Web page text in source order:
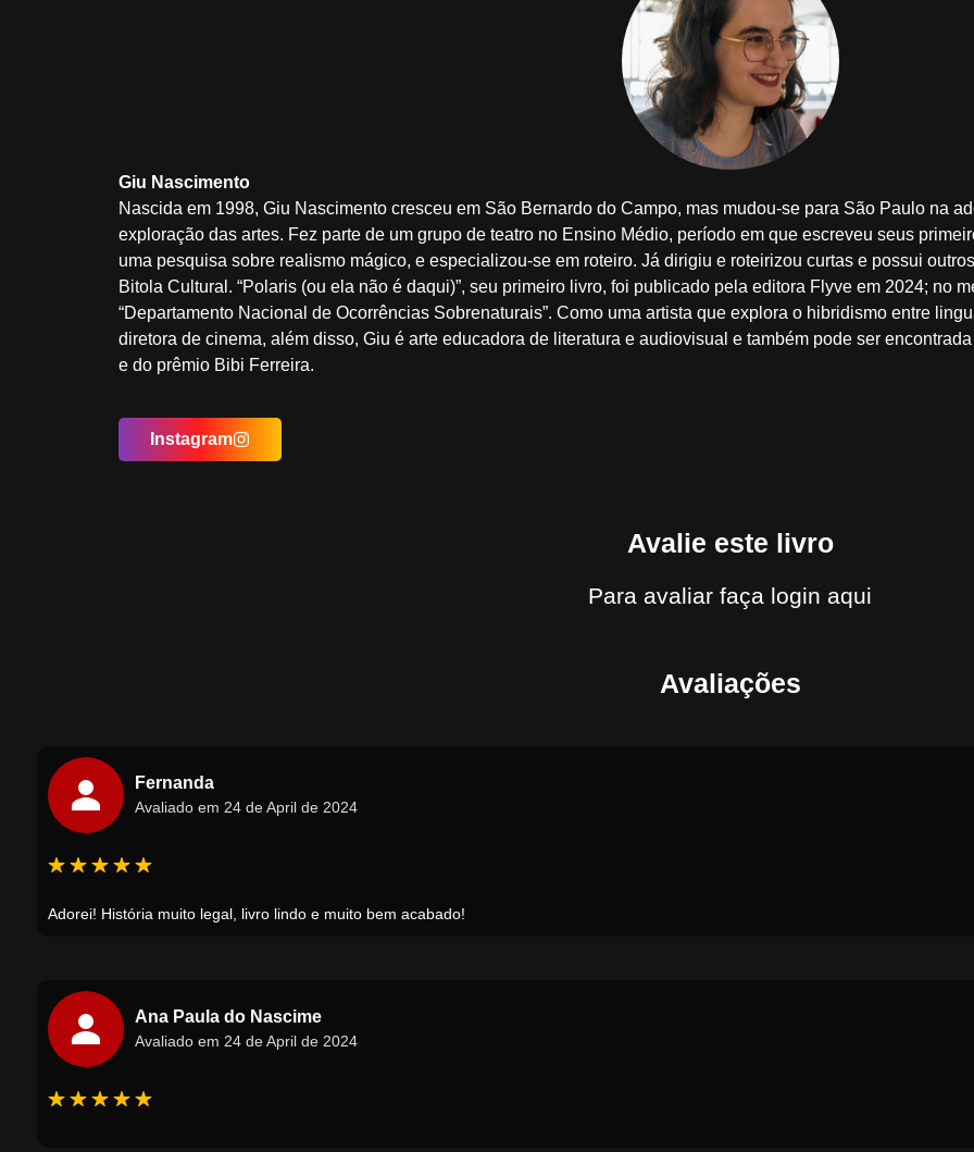
Giu Nascimento
Nascida em 1998, Giu Nascimento cresceu em São Bernardo do Campo, mas mudou-se para São Paulo na
exploração das artes. Fez parte de um grupo de teatro no Ensino Médio, período em que escreveu seus
uma pesquisa sobre realismo mágico, e especializou-se em roteiro. Já dirigiu e roteirizou curtas e possui
Bitola Cultural. “Polaris (ou ela não é daqui)”, seu primeiro livro, foi publicado pela editora Flyve em 2024; no
“Departamento Nacional de Ocorrências Sobrenaturais”. Como uma artista que explora o hibridismo entre
diretora de cinema, além disso, Giu é arte educadora de literatura e audiovisual e também pode ser
e do prêmio Bibi Ferreira.
Instagram
Avalie este livro
Para avaliarfaça login aqui
Avaliações
Fernanda
Avaliado em 24 de April de 2024
Adorei! História muito legal, livro lindo e muito bem acabado!
Ana Paula do Nascime
Avaliado em 24 de April de 2024